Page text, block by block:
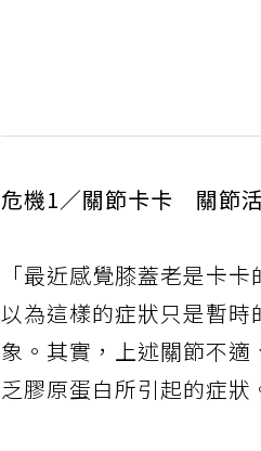
危機1／關節卡卡 關節
「最近感覺膝蓋老是卡
以為這樣的症狀只是暫
象。其實，上述關節不
乏膠原蛋白所引起的症狀